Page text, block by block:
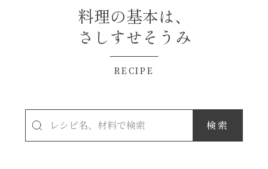
料理の基本は、
さしすせそうみ
RECIPE